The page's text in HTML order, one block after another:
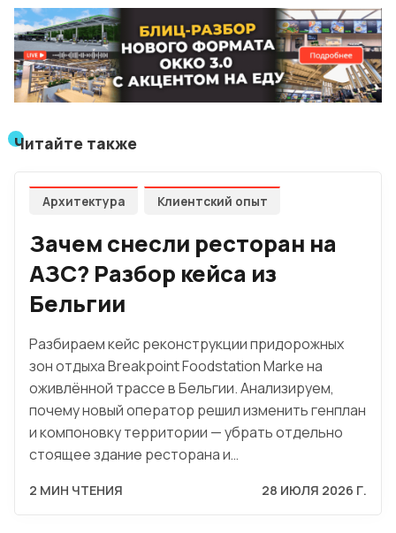
Читайте также
Архитектура Клиентский опыт
Зачем снесли ресторан на
АЗС? Разбор кейса из
Бельгии
Разбираем кейс реконструкции придорожных
зон отдыха Breakpoint Foodstation Marke на
оживлённой трассе в Бельгии. Анализируем,
почему новый оператор решил изменить генплан
и компоновку территории — убрать отдельно
стоящее здание ресторана и…
2 МИН ЧТЕНИЯ 28 ИЮЛЯ 2026 Г.